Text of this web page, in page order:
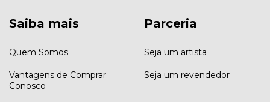
Saiba mais
Quem Somos
Vantagens de Comprar
Conosco
Parceria
Seja um artista
Seja um revendedor